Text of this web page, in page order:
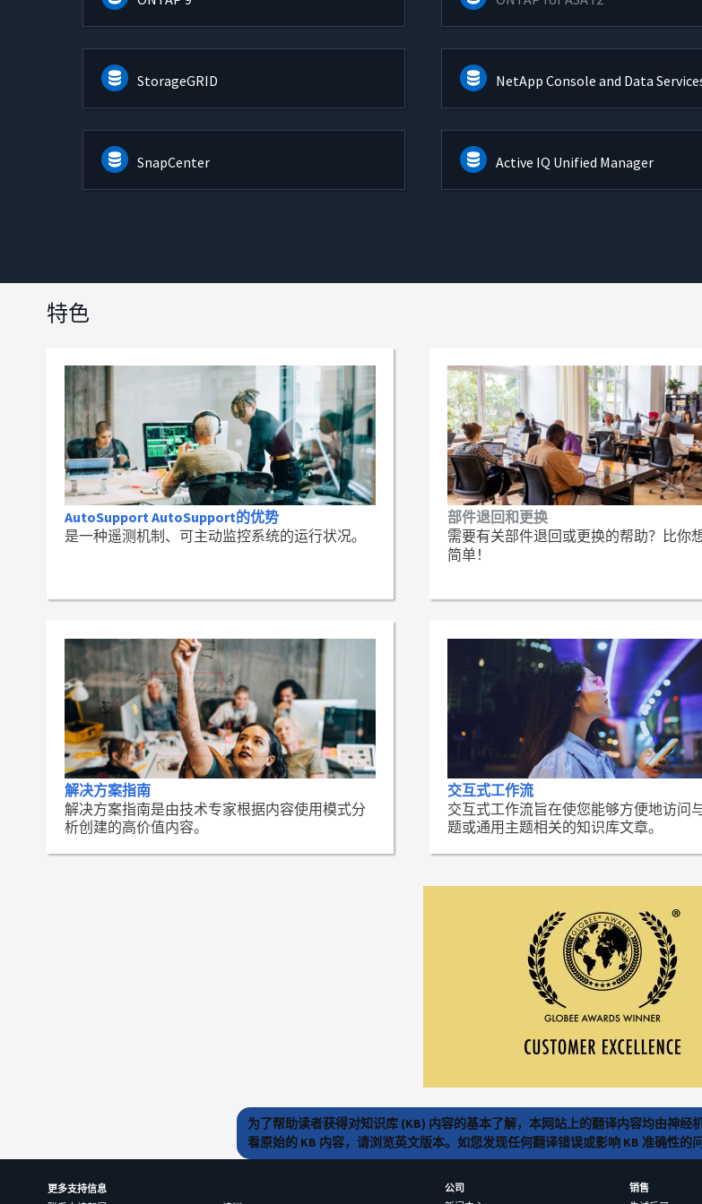
StorageGRID NetApp Console and Data
SnapCenter Active IQ Unified Manager
特色
AutoSupport AutoSupport的优势
是一种遥测机制、可主动监控系统的运行状况。
部件退回和更换
需要有关部件退回或更换的帮助？比你
简单！
解决方案指南
解决方案指南是由技术专家根据内容使用模式分
析创建的高价值内容。
交互式工作流
交互式工作流旨在使您能够方便地访问
题或通用主题相关的知识库文章。
为了帮助读者获得对知识库 (KB) 内容的基本了解，本网站上的翻译内容均由神
看原始的 KB 内容，请浏览英文版本。如您发现任何翻译错误或影响 KB 准确性的
更多支持信息
公司
销售